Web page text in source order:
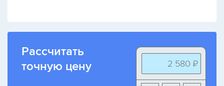
Рассчитать
точную цену
2 580 ₽